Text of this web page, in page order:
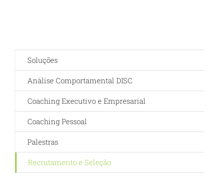
Soluções
Análise Comportamental DISC
Coaching Executivo e Empresarial
Coaching Pessoal
Palestras
Recrutamento e Seleção